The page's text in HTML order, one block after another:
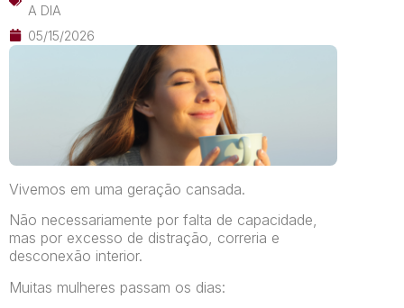
A DIA
05/15/2026
Vivemos em uma geração cansada.
Não necessariamente por falta de capacidade,
mas por excesso de distração, correria e
desconexão interior.
Muitas mulheres passam os dias: